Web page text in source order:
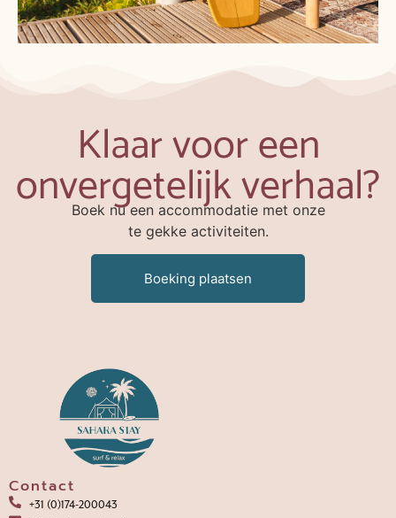
Klaar voor een
onvergetelijk verhaal?
Boek nu een accommodatie met onze
te gekke activiteiten.
Boeking plaatsen
Contact
+31 (0)174-200043